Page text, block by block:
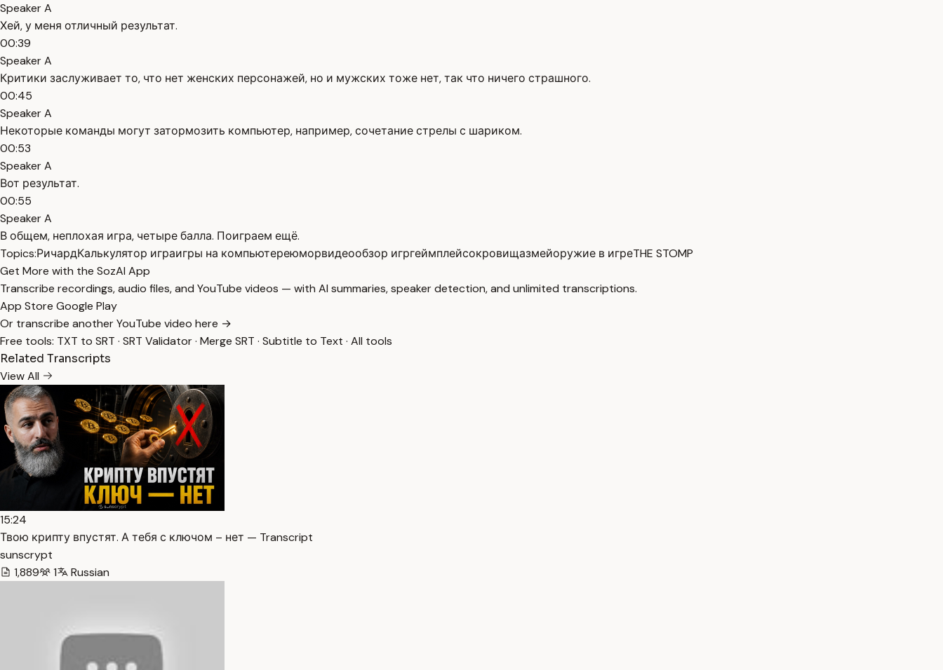
Speaker A
Хей, у меня отличный результат.
00:39
Speaker A
Критики заслуживает то, что нет женских персонажей, но и мужских тоже нет, так что ничего страшного.
00:45
Speaker A
Некоторые команды могут затормозить компьютер, например, сочетание стрелы с шариком.
00:53
Speaker A
Вот результат.
00:55
Speaker A
В общем, неплохая игра, четыре балла. Поиграем ещё.
Topics:РичардКалькулятор играигры на компьютереюморвидеообзор игргеймплейсокровищазмейоружие в игреTHE STOMP
Get More with the SozAI App
Transcribe recordings, audio files, and YouTube videos — with AI summaries, speaker detection, and unlimited transcriptions.
App Store Google Play
Or transcribe another YouTube video here →
Free tools: TXT to SRT · SRT Validator· Merge SRT · Subtitle to Text · All tools
Related Transcripts
View All
15:24
Твою крипту впустят. А тебя с ключом – нет — Transcript
sunscrypt
1,889
1 Russian